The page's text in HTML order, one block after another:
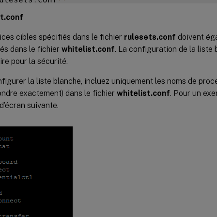
services surveillés par défaut](/en- us /
** : all
cibles spécifiés dans le fichier rulesets.conf doivent
dans le fichier whitelist.conf. La configuration de la liste
pour la sécurité.
la liste blanche, incluez uniquement les noms de
exactement) dans le fichier whitelist.conf. Pour un
suivante.